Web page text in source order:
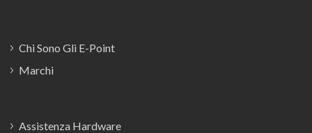
Chi Sono Gli E-Point
Marchi
Assistenza Hardware